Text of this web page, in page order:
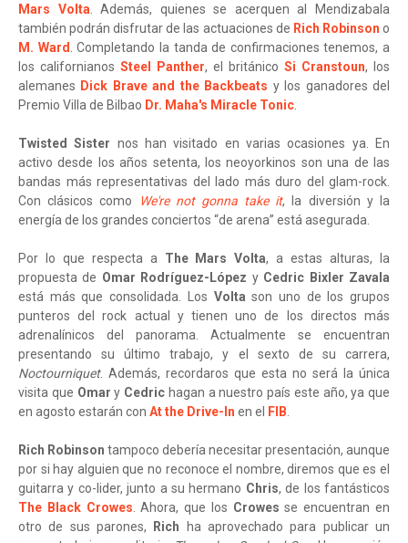
Mars Volta. Además, quienes se acerquen al Mendizabala
también podrán disfrutar de las actuaciones de Rich Robinson o
M. Ward. Completando la tanda de confirmaciones tenemos, a
los californianos Steel Panther, el británico Si Cranstoun, los
alemanes Dick Brave and the Backbeats y los ganadores del
Premio Villa de Bilbao Dr. Maha's Miracle Tonic.
Twisted Sister nos han visitado en varias ocasiones ya. En
activo desde los años setenta, los neoyorkinos son una de las
bandas más representativas del lado más duro del glam-rock.
Con clásicos como
We're not gonna take it, la diversión y la
energía de los grandes conciertos “de arena” está asegurada.
Por lo que respecta a The Mars Volta, a estas alturas, la
propuesta de Omar Rodríguez-López y Cedric Bixler Zavala
está más que consolidada. Los Voltason uno de los grupos
punteros del rock actual y tienen uno de los directos más
adrenalínicos del panorama. Actualmente se encuentran
presentando su último trabajo, y el sexto de su carrera,
Noctourniquet. Además, recordaros que esta no será la única
visita que Omary Cedric hagan a nuestro país este año, ya que
en agosto estarán con At the Drive-In en el FIB.
Rich Robinson tampoco debería necesitar presentación, aunque
por si hay alguien que no reconoce el nombre, diremos que es el
guitarra y co-lider, junto a su hermano Chris, de los fantásticos
The Black Crowes. Ahora, que los Crowesse encuentran en
otro de sus parones,
Rich
ha aprovechado para publicar un